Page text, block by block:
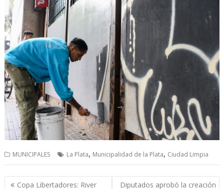
MUNICIPALES La Plata, Municipalidad de la Plata, Ciudad Limpia
Navegación
Copa Libertadores: River Diputados aprobó la creación